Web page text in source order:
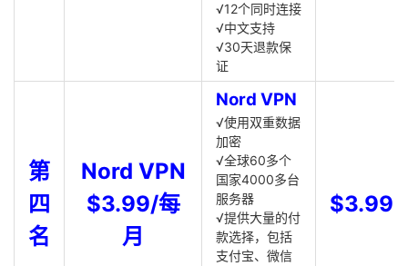
√12个同时连接
√中文支持
√30天退款保
证
第
四
名
Nord VPN
$3.99/每
月
Nord VPN
√使用双重数据
加密
√全球60多个
国家4000多台
服务器
√提供大量的付
款选择，包括
支付宝、微信
$3.99